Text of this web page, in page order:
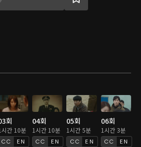
회
시간 10분
EN
04회
1시간 10분
EN
05회
1시간 5분
EN
06회
1시간 3분
EN